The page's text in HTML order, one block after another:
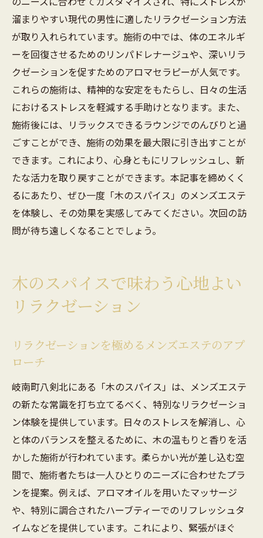
溜まりやすい現代の男性に適したリラクゼーション方法
が取り入れられています。施術の中では、体のエネルギ
ーを回復させるためのリンパドレナージュや、深いリラ
クゼーションを促すためのアロマセラピーが人気です。
これらの施術は、精神的な安定をもたらし、日々の生活
におけるストレスを軽減する手助けとなります。また、
施術後には、リラックスできるラウンジでのんびりと過
ごすことができ、施術の効果を最大限に引き出すことが
できます。これにより、心身ともにリフレッシュし、新
たな活力を取り戻すことができます。本記事を締めくく
るにあたり、ぜひ一度「木のスパイス」のメンズエステ
を体験し、その効果を実感してみてください。次回の訪
問が待ち遠しくなることでしょう。
木のスパイスで味わう心地よい
リラクゼーション
リラクゼーションを極めるメンズエステのアプ
ローチ
岐南町八剣北にある「木のスパイス」は、メンズエステ
の新たな常識を打ち立てるべく、特別なリラクゼーショ
ン体験を提供しています。日々のストレスを解消し、心
と体のバランスを整えるために、木の温もりと香りを活
かした施術が行われています。柔らかい光が差し込む空
間で、施術者たちは一人ひとりのニーズに合わせたプラ
ンを提案。例えば、アロマオイルを用いたマッサージ
や、特別に調合されたハーブティーでのリフレッシュタ
イムなどを提供しています。これにより、緊張がほぐ